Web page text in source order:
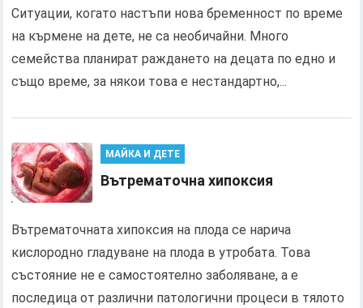
Ситуации, когато настъпи нова бременност по време
на кърмене на дете, не са необичайни. Много
семейства планират раждането на децата по едно и
също време, за някои това е нестандартно,...
МАЙКА И ДЕТЕ
Вътрематочна хипоксия
Вътрематочната хипоксия на плода се нарича
кислородно гладуване на плода в утробата. Това
състояние не е самостоятелно заболяване, а е
последица от различни патологични процеси в тялото